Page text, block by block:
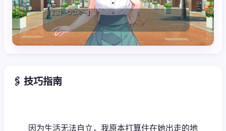
🖇️ 技巧指南
因为生活无法自立，我原本打算住在她出走的地